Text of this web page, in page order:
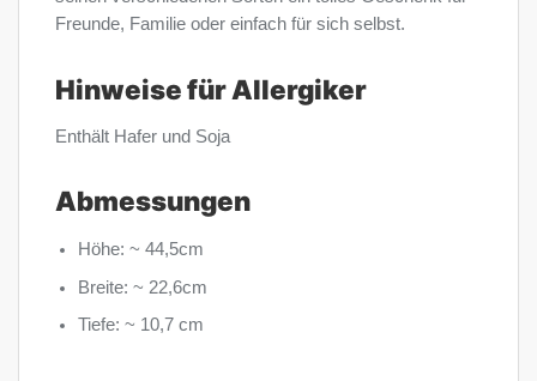
Freunde, Familie oder einfach für sich selbst.
Hinweise für Allergiker
Enthält Hafer und Soja
Abmessungen
Höhe: ~ 44,5cm
Breite: ~ 22,6cm
Tiefe: ~ 10,7 cm